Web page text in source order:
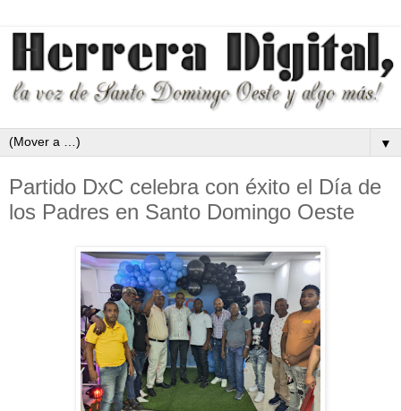
▼
Partido DxC celebra con éxito el Día de
los Padres en Santo Domingo Oeste